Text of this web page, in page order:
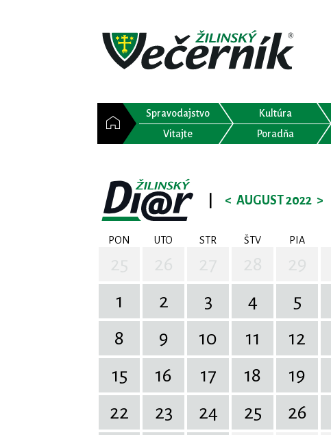
Spravodajstvo Kultúra
Vitajte
Poradňa
< AUGUST 2022 >
PON UTO STR ŠTV PIA
1
2 3 4 5
8
9 10 11 12
15
16 17 18 19
22
23 24 25 26